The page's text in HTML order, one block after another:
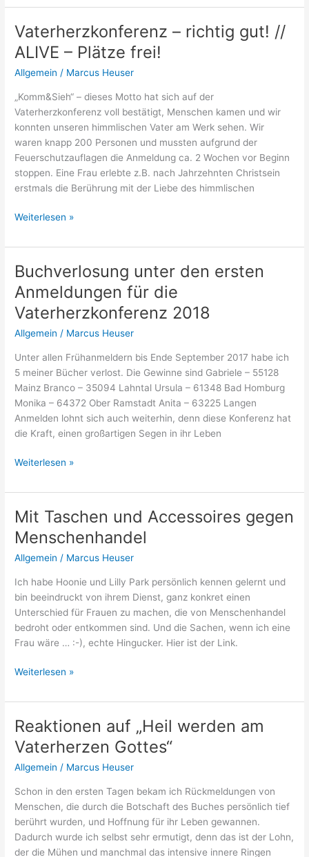
in
Traumapädagogik
und
traumazentrierter
Fachberatung
Vaterherzkonferenz – richtig gut! //
ALIVE – Plätze frei!
Allgemein / Marcus Heuser
„Komm&Sieh“ – dieses Motto hat sich auf der
Vaterherzkonferenz voll bestätigt, Menschen kamen und wir
konnten unseren himmlischen Vater am Werk sehen. Wir
waren knapp 200 Personen und mussten aufgrund der
Feuerschutzauflagen die Anmeldung ca. 2 Wochen vor Beginn
stoppen. Eine Frau erlebte z.B. nach Jahrzehnten Christsein
erstmals die Berührung mit der Liebe des himmlischen
Vaterherzkonferenz
richtig
gut!
//
ALIVE
–
Plätze
frei!
Weiterlesen »
Buchverlosung unter den ersten
Anmeldungen für die
Vaterherzkonferenz 2018
Allgemein / Marcus Heuser
Unter allen Frühanmeldern bis Ende September 2017 habe ich
5 meiner Bücher verlost. Die Gewinne sind Gabriele – 55128
Mainz Branco – 35094 Lahntal Ursula – 61348 Bad Homburg
Monika – 64372 Ober Ramstadt Anita – 63225 Langen
Anmelden lohnt sich auch weiterhin, denn diese Konferenz hat
die Kraft, einen großartigen Segen in ihr Leben
Buchverlosung
den
ersten
Anmeldungen
für
die
2018
Weiterlesen »
Mit Taschen und Accessoires gegen
Menschenhandel
Allgemein / Marcus Heuser
Ich habe Hoonie und Lilly Park persönlich kennen gelernt und
bin beeindruckt von ihrem Dienst, ganz konkret einen
Unterschied für Frauen zu machen, die von Menschenhandel
bedroht oder entkommen sind. Und die Sachen, wenn ich eine
Frau wäre … :-), echte Hingucker. Hier ist der Link.
Mit
und
gegen
Menschenhandel
Weiterlesen »
Reaktionen auf „Heil werden am
Vaterherzen Gottes“
Allgemein / Marcus Heuser
Schon in den ersten Tagen bekam ich Rückmeldungen von
Menschen, die durch die Botschaft des Buches persönlich tief
berührt wurden, und Hoffnung für ihr Leben gewannen.
Dadurch wurde ich selbst sehr ermutigt, denn das ist der Lohn,
der die Mühen und manchmal das intensive innere Ringen